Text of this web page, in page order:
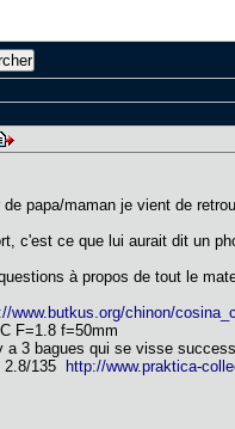
papa/maman je vient de
c'est ce que lui aurait dit un
à propos de tout le
www.butkus.org/chinon/
F=1.8 f=50mm
a 3 bagues qui se visse
2.8/135
http://www.praktica-